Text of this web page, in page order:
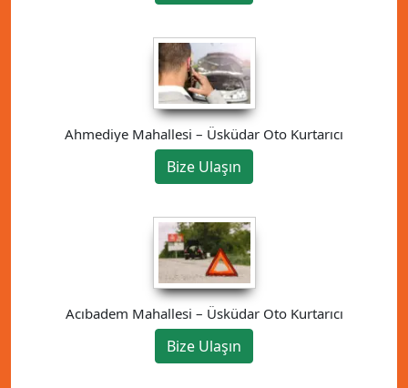
Ahmediye Mahallesi – Üsküdar Oto Kurtarıcı
Bize Ulaşın
Acıbadem Mahallesi – Üsküdar Oto Kurtarıcı
Bize Ulaşın